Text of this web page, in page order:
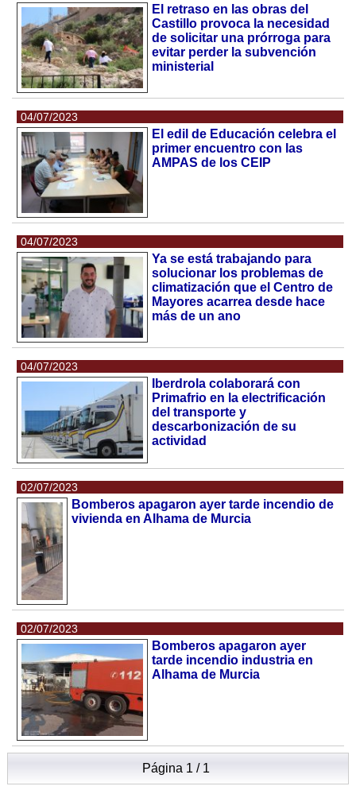
El retraso en las obras del
Castillo provoca la necesidad
de solicitar una prórroga para
evitar perder la subvención
ministerial
04/07/2023
El edil de Educación celebra el
primer encuentro con las
AMPAS de los CEIP
04/07/2023
Ya se está trabajando para
solucionar los problemas de
climatización que el Centro de
Mayores acarrea desde hace
más de un ano
04/07/2023
Iberdrola colaborará con
Primafrio en la electrificación
del transporte y
descarbonización de su
actividad
02/07/2023
Bomberos apagaron ayer tarde incendio de
vivienda en Alhama de Murcia
02/07/2023
Bomberos apagaron ayer
tarde incendio industria en
Alhama de Murcia
Página 1 / 1